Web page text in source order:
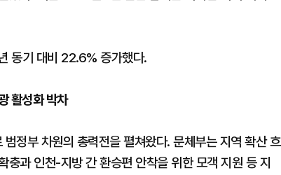
동기 대비 22.6% 증가했다.
활성화 박차
정부 차원의 총력전을 펼쳐왔다. 문체부는 지역 확산 흐
과 인천-지방 간 환승편 안착을 위한 모객 지원 등 지